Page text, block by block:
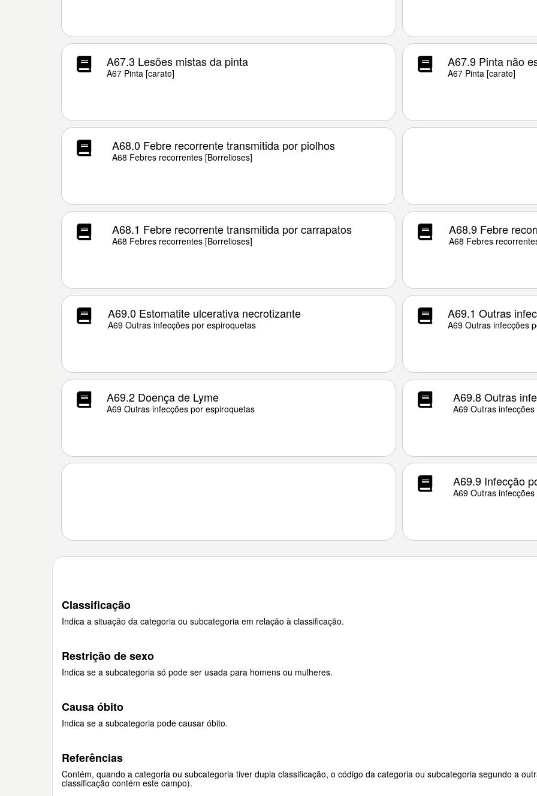
A67.3 Lesões mistas da pinta
A67 Pinta [carate]
A67.9 Pinta não
A67 Pinta [carate]
A68.0 Febre recorrente transmitida por piolhos
A68 Febres recorrentes [Borrelioses]
A68.1 Febre recorrente transmitida por carrapatos
A68 Febres recorrentes [Borrelioses]
A68.9 Febre
A68 Febres
A69.0 Estomatite ulcerativa necrotizante
A69 Outras infecções por espiroquetas
A69.1 Outras
A69 Outras infecções
A69.2 Doença de Lyme
A69 Outras infecções por espiroquetas
A69.8 Outras
A69 Outras
A69.9 Infecção
A69 Outras
Classificação
Indica a situação da categoria ou subcategoria em relação à classificação.
Restrição de sexo
Indica se a subcategoria só pode ser usada para homens ou mulheres.
Causa óbito
Indica se a subcategoria pode causar óbito.
Referências
Contém, quando a categoria ou subcategoria tiver dupla classificação, o código da categoria ou subcategoria segundo a
classificação contém este campo).